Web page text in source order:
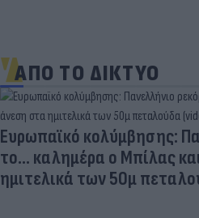
ΑΠΟ ΤΟ ΔΙΚΤΥΟ
Ευρωπαϊκό κολύμβησης:
το... καλημέρα ο Μπίλας
ημιτελικά των 50μ